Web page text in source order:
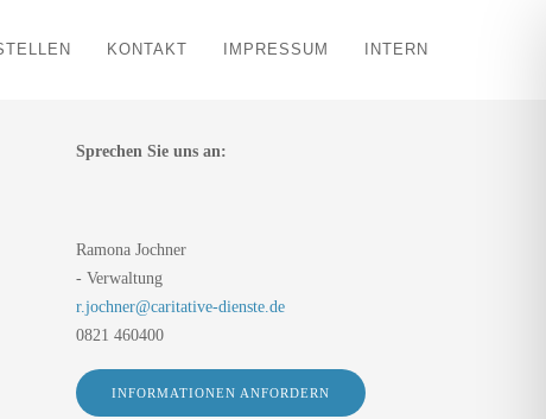
KONTAKT IMPRESSUM INTERN
Sprechen Sie uns an:
Ramona Jochner
- Verwaltung
r.jochner@caritative-dienste.de
0821 460400
INFORMATIONEN ANFORDERN